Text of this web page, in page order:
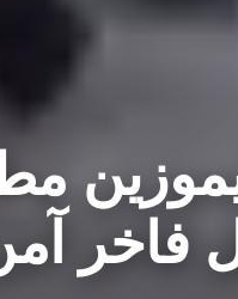
فاخر آمن